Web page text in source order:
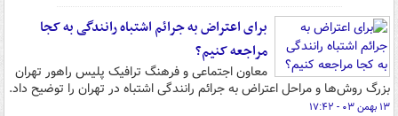
برای اعتراض به جرائم اشتباه رانندگی به کجا
مراجعه کنیم؟
معاون اجتماعی و فرهنگ ترافیک پلیس راهور تهران
بزرگ روش‌ها و مراحل اعتراض به جرائم رانندگی اشتباه در تهران را توضیح داد.
۱۳ بهمن ۰۳ - ۱۷:۴۲